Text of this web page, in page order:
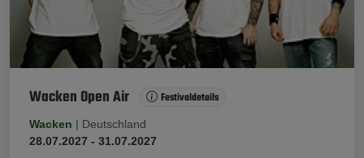
Wacken Open Air Festivaldetails
Wacken | Deutschland
28.07.2027 - 31.07.2027